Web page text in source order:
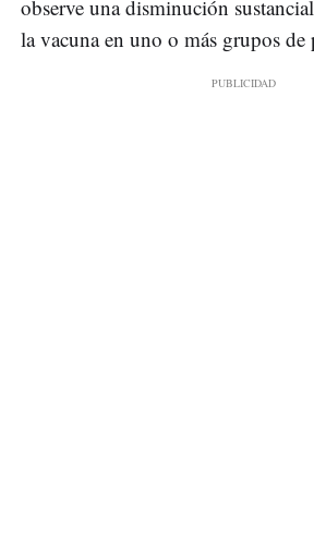
observe una disminución
la vacuna en uno o más grupos